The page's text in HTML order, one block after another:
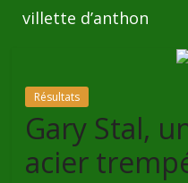
villette d’anthon
Résultats
Gary Stal,
acier